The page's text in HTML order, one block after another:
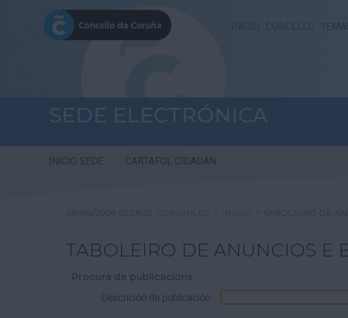
INICIO CONCELLO
SEDE ELECTRÓNICA
INICIO SEDE CARTAFOL CIDADÁN
08/08/2026 05:28:26 CORUNA.ES > INICIO > TABOLEIRO DE
TABOLEIRO DE ANUNCIOS E
Procura de publicacións
Descrición de publicación